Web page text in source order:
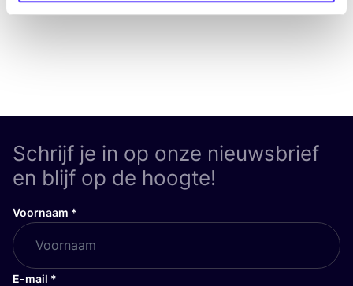
Schrijf je in op onze nieuwsbrief
en blijf op de hoogte!
Voornaam *
E-mail *